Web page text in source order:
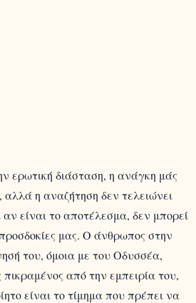
ερωτική διάσταση, η ανάγκη μάς
η αναζήτηση δεν τελειώνει
αν είναι το αποτέλεσμα, δεν μπορεί
μας. Ο άνθρωπος στην
του, όμοια με του Οδυσσέα,
από την εμπειρία του,
είναι το τίμημα που πρέπει να